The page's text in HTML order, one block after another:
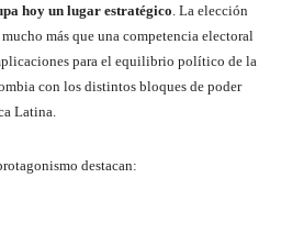
hoy un lugar estratégico. La elección
más que una competencia electoral
para el equilibrio político de la
con los distintos bloques de poder
Latina.
destacan: